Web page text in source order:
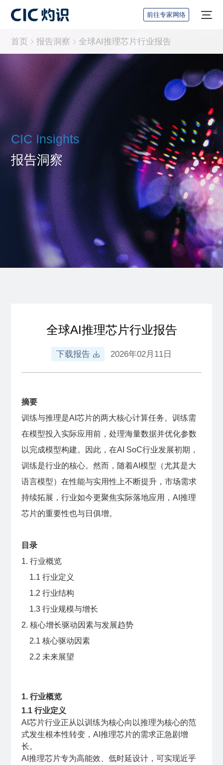
前往专家网络
CIC Insights
报告洞察
首页 报告洞察 全球AI推理芯片行业报告
全球AI推理芯片行业报告
下载报告 2026年02月11日
摘要
训练与推理是AI芯片的两大核心计算任务。训练需
在模型投入实际应用前，处理海量数据并优化参数
以完成模型构建。因此，在AI SoC行业发展初期，
训练是行业的核心。然而，随着AI模型（尤其是大
语言模型）在性能与实用性上不断提升，市场需求
持续拓展，行业如今更聚焦实际落地应用，AI推理
芯片的重要性也与日俱增。
目录
1. 行业概览
1.1 行业定义
1.2 行业结构
1.3 行业规模与增长
2. 核心增长驱动因素与发展趋势
2.1 核心驱动因素
2.2 未来展望
1. 行业概览
1.1 行业定义
AI芯片行业正从以训练为核心向以推理为核心的范
式发生根本性转变，AI推理芯片的需求正急剧增
长。
AI推理芯片专为高能效、低时延设计，可实现近乎